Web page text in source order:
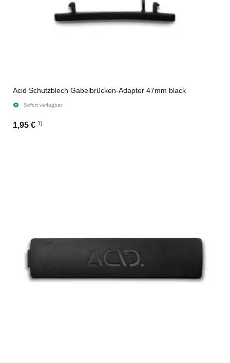
Acid Schutzblech Gabelbrücken-Adapter 47mm black
Sofort verfügbar
1,95 € 1)